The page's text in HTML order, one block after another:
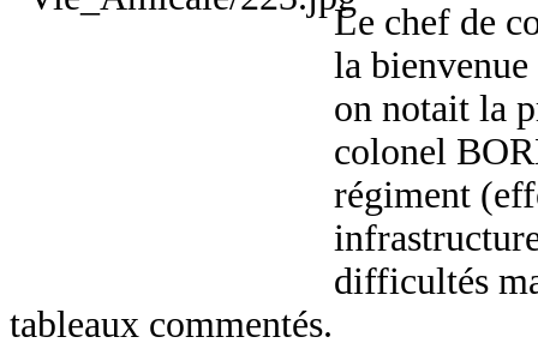
Le chef de
la bienvenue
on notait la
colonel
régiment
difficultés
tableaux commentés.